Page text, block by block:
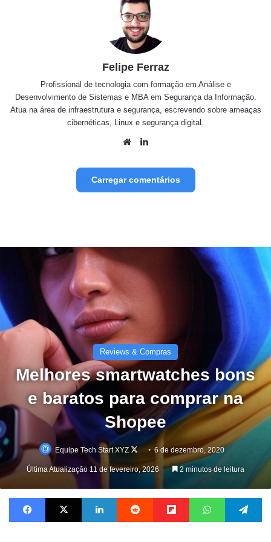
Felipe Ferraz
Profissional de tecnologia com formação em Análise e
Desenvolvimento de Sistemas e MBA em Segurança da Informação.
Atua na área de infraestrutura e segurança, escrevendo sobre ameaças
cibernéticas, Linux e segurança digital.
Website
Carregar comentários